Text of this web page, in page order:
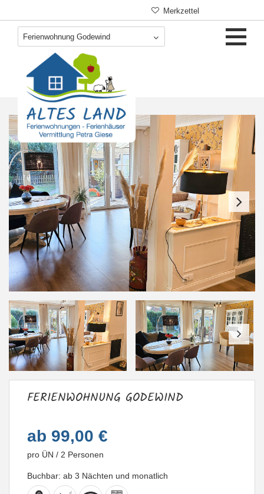
Navigation
Merkzettel
Ferienwohnung Godewind
FERIENWOHNUNG GODEWIND
ab 99,00 €
pro ÜN / 2 Personen
Buchbar: ab 3 Nächten und monatlich